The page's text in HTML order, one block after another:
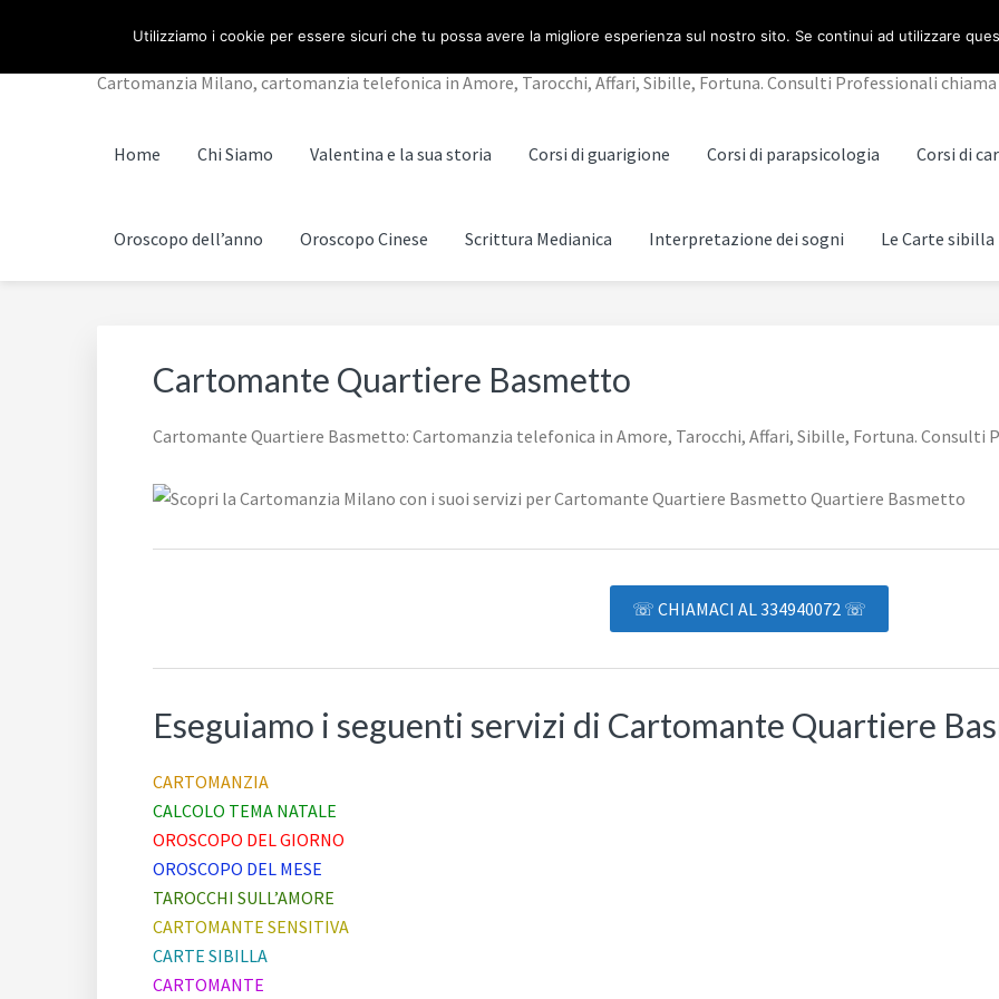
navigazione
contenuto
piè
footer
CARTOMANZIA MILANO
Cartomanzia Milano, cartomanzia telefonica in Amore, Tarocchi, Affari, Sibille, Fortuna. Consulti Professionali
Home Chi Siamo Valentina e la sua storia Corsi di guarigione Corsi di parapsicologia Corsi di
Oroscopo dell’anno Oroscopo Cinese Scrittura Medianica Interpretazione dei sogni Le Carte sibilla
Cartomante Quartiere Basmetto
Cartomante Quartiere Basmetto: Cartomanzia telefonica in Amore, Tarocchi, Affari, Sibille, Fortuna. Consulti
☏ CHIAMACI AL 334940072 ☏
Eseguiamo i seguenti servizi di Cartomante Quartiere
CARTOMANZIA
CALCOLO TEMA NATALE
OROSCOPO DEL GIORNO
OROSCOPO DEL MESE
TAROCCHI SULL’AMORE
CARTOMANTE SENSITIVA
CARTE SIBILLA
CARTOMANTE
Utilizziamo i cookie per essere sicuri che tu possa avere la migliore esperienza sul nostro sito. Se continui ad utilizzare